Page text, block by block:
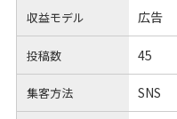
収益モデル 広告
投稿数 45
集客方法 SNS